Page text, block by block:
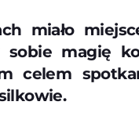
miało
sobie magię
celem